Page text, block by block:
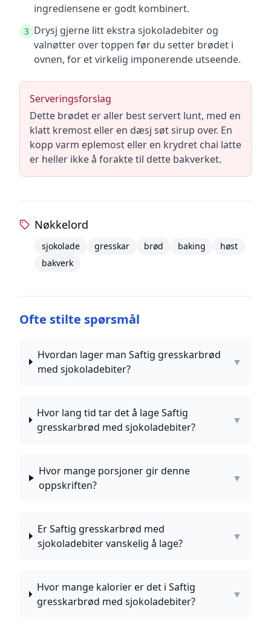
ingrediensene er godt kombinert.
3 Drysj gjerne litt ekstra sjokoladebiter og
valnøtter over toppen før du setter brødet i
ovnen, for et virkelig imponerende utseende.
Serveringsforslag
Dette brødet er aller best servert lunt, med en
klatt kremost eller en dæsj søt sirup over. En
kopp varm eplemost eller en krydret chai latte
er heller ikke å forakte til dette bakverket.
Nøkkelord
sjokolade gresskar brød baking
høst
bakverk
Ofte stilte spørsmål
Hvordan lager man Saftig gresskarbrød
med sjokoladebiter?
▼
Hvor lang tid tar det å lage Saftig
gresskarbrød med sjokoladebiter?
▼
Hvor mange porsjoner gir denne
oppskriften?
▼
Er Saftig gresskarbrød med
sjokoladebiter vanskelig å lage?
▼
Hvor mange kalorier er det i Saftig
gresskarbrød med sjokoladebiter?
▼